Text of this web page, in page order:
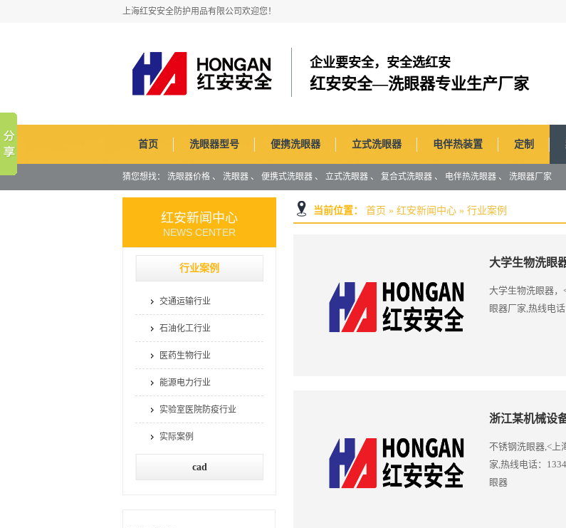
上海红安安全防护用品有限公司欢迎您！
企业要安全，安全选红安
红安安全—洗眼器专业生产厂家
首页 洗眼器型号 便携洗眼器 立式洗眼器 电伴热装置 定制
猜您想找： 洗眼器价格 、 洗眼器 、 便携式洗眼器 、 立式洗眼器 、 复合式洗眼器 、 电伴热洗眼器 、 洗眼器厂家
当前位置： 首页 » 红安新闻中心 » 行业案例
大学生物洗眼
大学生物洗眼器
眼器厂家,热线电
浙江某机械设
不锈钢洗眼器,<上
家,热线电话：
眼器
红安新闻中心
NEWS CENTER
行业案例
交通运输行业
石油化工行业
医药生物行业
能源电力行业
实验室医院防疫行业
实际案例
cad